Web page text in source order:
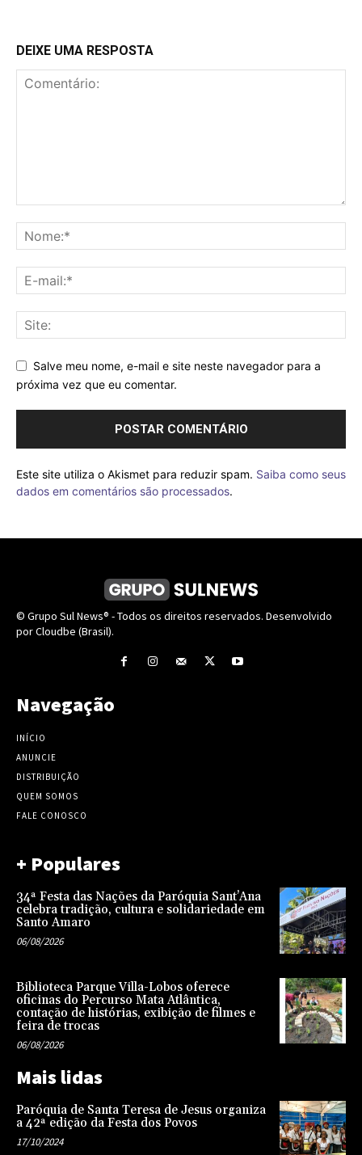
DEIXE UMA RESPOSTA
Salve meu nome, e-mail e site neste navegador para a
próxima vez que eu comentar.
Este site utiliza o Akismet para reduzir spam. Saiba como seus
dados em comentários são processados.
© Grupo Sul News® - Todos os direitos reservados. Desenvolvido
por Cloudbe (Brasil).
Navegação
INÍCIO
ANUNCIE
DISTRIBUIÇÃO
QUEM SOMOS
FALE CONOSCO
+ Populares
34ª Festa das Nações da Paróquia Sant’Ana
celebra tradição, cultura e solidariedade em
Santo Amaro
06/08/2026
Biblioteca Parque Villa-Lobos oferece
oficinas do Percurso Mata Atlântica,
contação de histórias, exibição de filmes e
feira de trocas
06/08/2026
Mais lidas
Paróquia de Santa Teresa de Jesus organiza
a 42ª edição da Festa dos Povos
17/10/2024